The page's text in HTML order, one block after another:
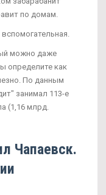
по домам.
можно даже
определите как
По данным
занимал 113-е
(1,16 млрд.
Чапаевск.